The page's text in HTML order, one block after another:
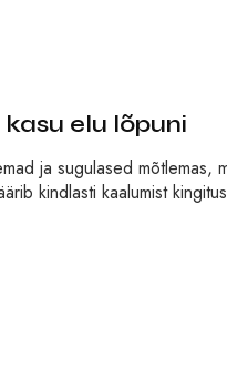
elu lõpuni
ja sugulased mõtlemas,
kindlasti kaalumist